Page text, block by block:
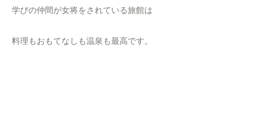
学びの仲間が女将をされている旅館は
料理もおもてなしも温泉も最高です。